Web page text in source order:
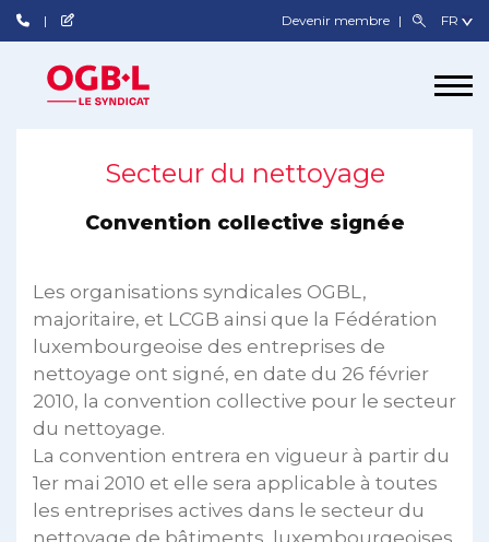
Devenir membre
Secteur du nettoyage
Convention collective signée
Les organisations syndicales OGBL,
majoritaire, et LCGB ainsi que la Fédération
luxembourgeoise des entreprises de
nettoyage ont signé, en date du 26 février
2010, la convention collective pour le secteur
du nettoyage.
La convention entrera en vigueur à partir du
1er mai 2010 et elle sera applicable à toutes
les entreprises actives dans le secteur du
nettoyage de bâtiments, luxembourgeoises